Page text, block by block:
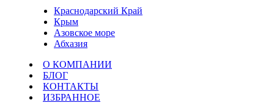
Краснодарский Край
Крым
Азовское море
Абхазия
О КОМПАНИИ
БЛОГ
КОНТАКТЫ
ИЗБРАННОЕ